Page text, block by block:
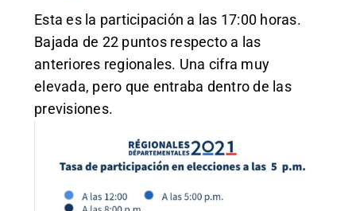
Esta es la participación a las 17:00 horas.
Bajada de 22 puntos respecto a las
anteriores regionales. Una cifra muy
elevada, pero que entraba dentro de las
previsiones.